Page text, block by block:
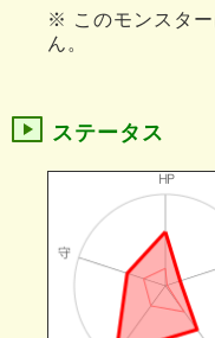
※ このモンスタ
ん。
ステータス